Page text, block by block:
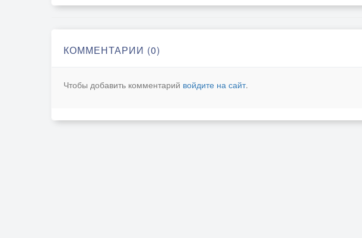
КОММЕНТАРИИ (0)
Чтобы добавить комментарий войдите на сайт.